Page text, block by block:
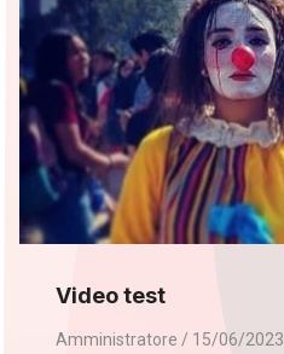
Video test
Amministratore 15/06/2023